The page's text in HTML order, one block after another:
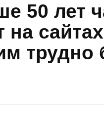
50 лет
трудно